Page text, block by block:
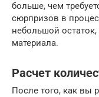
больше, чем
сюрпризов в
небольшой остаток,
материала.
Расчет
После того, как вы